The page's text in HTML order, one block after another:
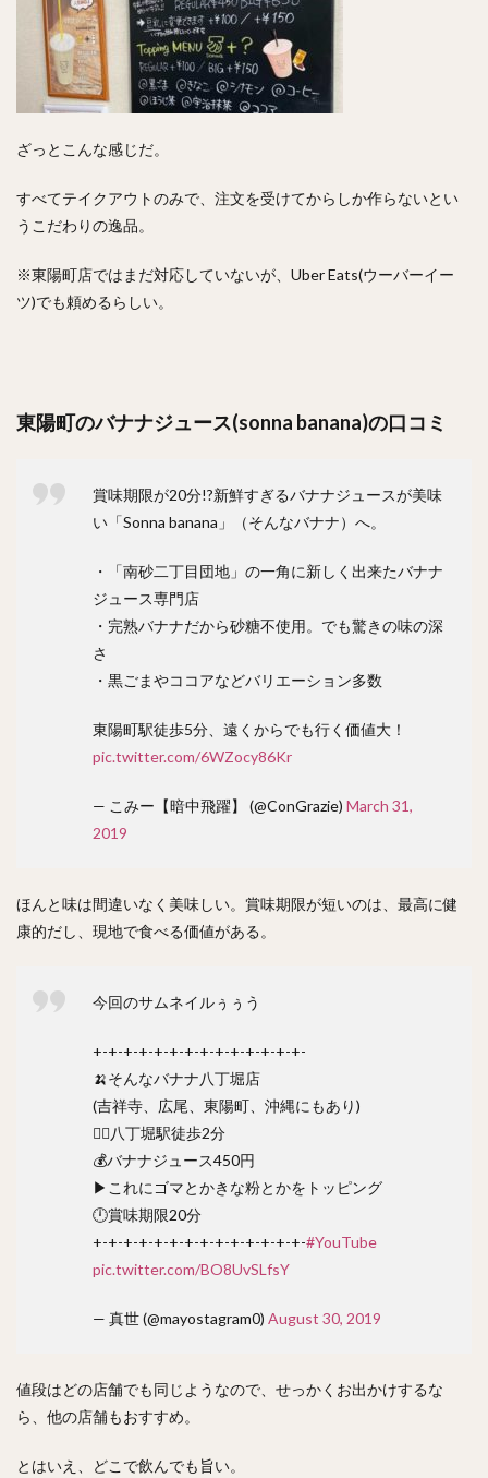
ざっとこんな感じだ。
すべてテイクアウトのみで、注文を受けてからしか作らないとい
うこだわりの逸品。
※東陽町店ではまだ対応していないが、Uber Eats(ウーバーイー
ツ)でも頼めるらしい。
東陽町のバナナジュース(sonna banana)の口コミ
賞味期限が20分!?新鮮すぎるバナナジュースが美味
い「Sonna banana」（そんなバナナ）へ。
・「南砂二丁目団地」の一角に新しく出来たバナナ
ジュース専門店
・完熟バナナだから砂糖不使用。でも驚きの味の深
さ
・黒ごまやココアなどバリエーション多数
東陽町駅徒歩5分、遠くからでも行く価値大！
pic.twitter.com/6WZocy86Kr
— こみー【暗中飛躍】 (@ConGrazie) March 31,
2019
ほんと味は間違いなく美味しい。賞味期限が短いのは、最高に健
康的だし、現地で食べる価値がある。
今回のサムネイルぅぅう
+-+-+-+-+-+-+-+-+-+-+-+-+-+-
🍌そんなバナナ八丁堀店
(吉祥寺、広尾、東陽町、沖縄にもあり)
🚶‍♂️八丁堀駅徒歩2分
💰バナナジュース450円
▶︎これにゴマとかきな粉とかをトッピング
🕛賞味期限20分
+-+-+-+-+-+-+-+-+-+-+-+-+-+-#YouTube
pic.twitter.com/BO8UvSLfsY
— 真世 (@mayostagram0) August 30, 2019
値段はどの店舗でも同じようなので、せっかくお出かけするな
ら、他の店舗もおすすめ。
とはいえ、どこで飲んでも旨い。